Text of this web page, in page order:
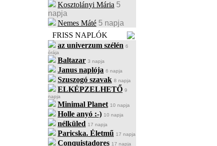
Kosztolányi Mária 5
napja
Nemes Máté 5 napja
FRISS NAPLÓK
az univerzum szélén 6
órája
Baltazar 3 napja
Janus naplója 6 napja
Szuszogó szavak 8 napja
ELKÉPZELHETŐ 9
napja
Minimal Planet 10 napja
Holle anyó :-) 10 napja
nélküled 17 napja
Paricska. Életmű 17 napja
Conquistadores 17 napja